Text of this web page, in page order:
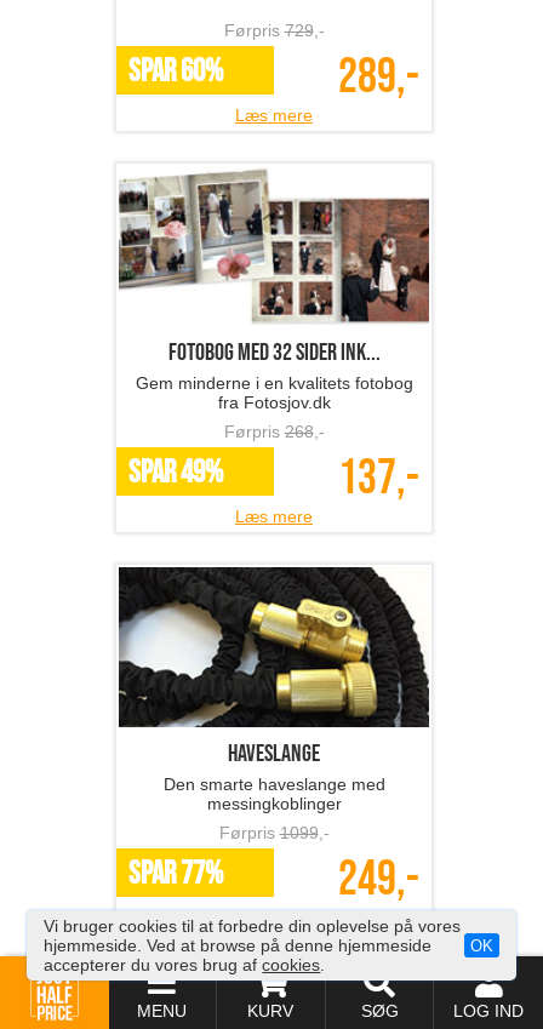
MENU KURV SØG LOG IND
Førpris729,-
SPAR 60% 289,-
Læs mere
Fotobog med 32 sider ink...
Gem minderne i en kvalitets fotobog
fra Fotosjov.dk
Førpris268,-
SPAR 49% 137,-
Læs mere
Haveslange
Den smarte haveslange med
messingkoblinger
Førpris1099,-
SPAR 77% 249,-
Læs mere
Vi bruger cookies til at forbedre din oplevelse på vores
hjemmeside. Ved at browse på denne hjemmeside
accepterer du vores brug afcookies
OK